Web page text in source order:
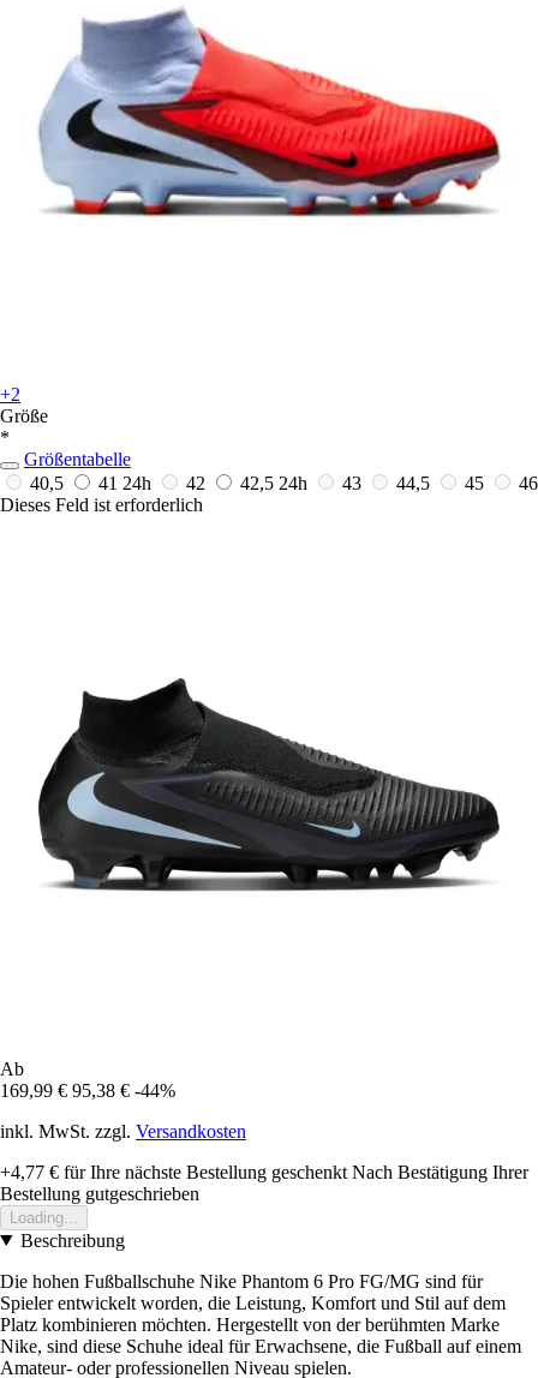
+2
Größe
*
Größentabelle
40,5
41 24h 42 42,5 24h 43 44,5 45
46
Dieses Feld ist erforderlich
Ab
169,99 € 95,38 € -44%
inkl. MwSt. zzgl. Versandkosten
+4,77 € für Ihre nächste Bestellung geschenkt Nach Bestätigung Ihrer
Bestellung gutgeschrieben
Loading...
Beschreibung
Die hohen Fußballschuhe Nike Phantom 6 Pro FG/MG sind für
Spieler entwickelt worden, die Leistung, Komfort und Stil auf dem
Platz kombinieren möchten. Hergestellt von der berühmten Marke
Nike, sind diese Schuhe ideal für Erwachsene, die Fußball auf einem
Amateur- oder professionellen Niveau spielen.